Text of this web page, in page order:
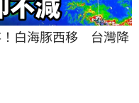
白海豚西移　台灣降